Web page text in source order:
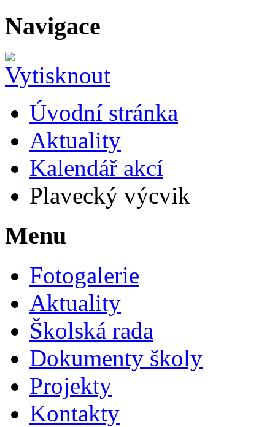
Navigace
Úvodní stránka
Aktuality
Kalendář akcí
Plavecký výcvik
Menu
Fotogalerie
Aktuality
Školská rada
Dokumenty školy
Projekty
Kontakty